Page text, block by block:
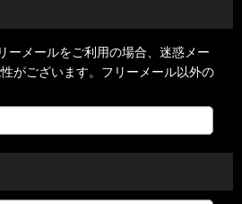
ーメールをご利用の場合、迷惑メー
がございます。フリーメール以外の